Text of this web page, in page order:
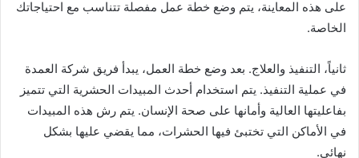
على هذه المعاينة، يتم وضع خطة عمل مفصلة تتناسب مع احتياجاتك
الخاصة.
ثانياً، التنفيذ والعلاج. بعد وضع خطة العمل، يبدأ فريق شركة العمدة
في عملية التنفيذ. يتم استخدام أحدث المبيدات الحشرية التي تتميز
بفاعليتها العالية وأمانها على صحة الإنسان. يتم رش هذه المبيدات
في الأماكن التي تختبئ فيها الحشرات، مما يقضي عليها بشكل
نهائي.